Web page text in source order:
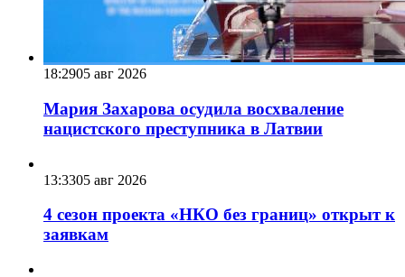
18:2905 авг 2026
Мария Захарова осудила восхваление
нацистского преступника в Латвии
13:3305 авг 2026
4 сезон проекта «НКО без границ» открыт к
заявкам